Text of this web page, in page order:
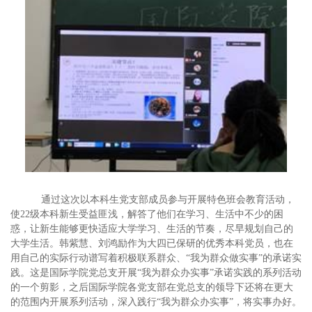
通过这次以本科生党支部成员参与开展特色班会教育活动，
使22级本科新生受益匪浅，解答了他们在学习、生活中不少的困
惑，让新生能够更快适应大学学习、生活的节奏，尽早规划自己的
大学生活。韩紫慧、刘鸿励作为大四已保研的优秀本科党员，也在
用自己的实际行动谱写着积极联系群众、“我为群众做实事”的承诺实
践。这是国际学院党总支开展“我为群众办实事”承诺实践的系列活动
的一个剪影，之后国际学院各党支部在党总支的领导下还将在更大
的范围内开展系列活动，深入践行“我为群众办实事”，将实事办好。